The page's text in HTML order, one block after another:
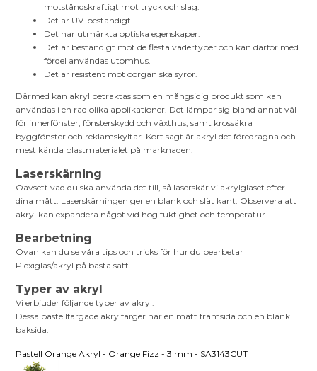
motståndskraftigt mot tryck och slag.
Det är UV-beständigt.
Det har utmärkta optiska egenskaper.
Det är beständigt mot de flesta vädertyper och kan därför med
fördel användas utomhus.
Det är resistent mot oorganiska syror.
Därmed kan akryl betraktas som en mångsidig produkt som kan
användas i en rad olika applikationer. Det lämpar sig bland annat väl
för innerfönster, fönsterskydd och växthus, samt krossäkra
byggfönster och reklamskyltar. Kort sagt är akryl det föredragna och
mest kända plastmaterialet på marknaden.
Laserskärning
Oavsett vad du ska använda det till, så laserskär vi akrylglaset efter
dina mått. Laserskärningen ger en blank och slät kant. Observera att
akryl kan expandera något vid hög fuktighet och temperatur.
Bearbetning
Ovan kan du se våra tips och tricks för hur du bearbetar
Plexiglas/akryl på bästa sätt.
Typer av akryl
Vi erbjuder följande typer av akryl.
Dessa pastellfärgade akrylfärger har en matt framsida och en blank
baksida.
Pastell Orange Akryl - Orange Fizz - 3 mm - SA3143CUT